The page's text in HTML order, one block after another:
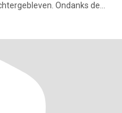
Ondanks de